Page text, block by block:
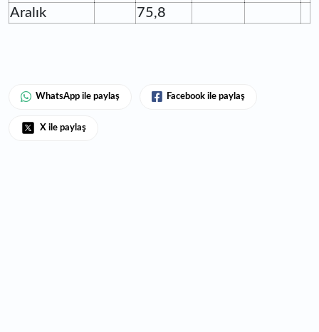
Aralık
75,8
WhatsApp ile paylaş Facebook ile paylaş
X ile paylaş